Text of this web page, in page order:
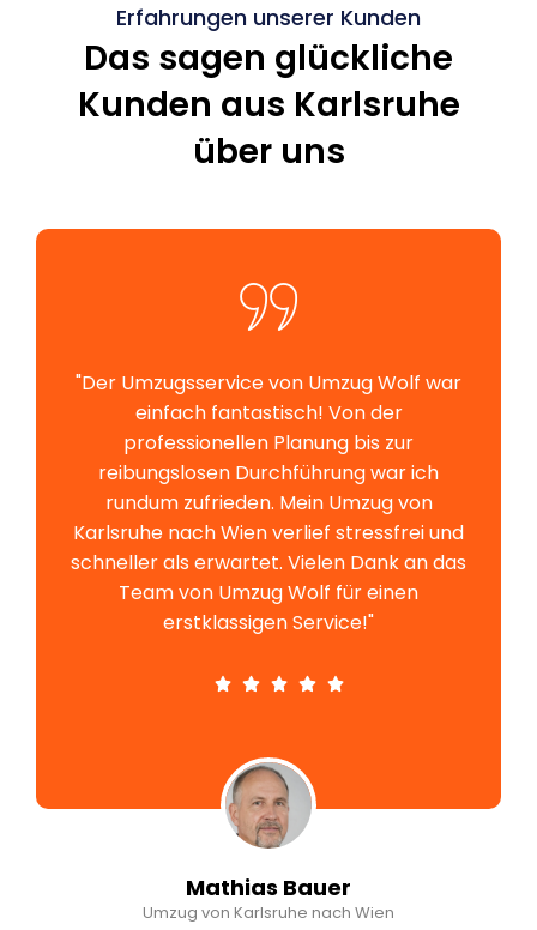
Erfahrungen unserer Kunden
Das sagen glückliche
Kunden aus Karlsruhe
über uns
Mathias Bauer
Umzug von Karlsruhe nach Wien
"Der Umzugsservice von Umzug Wolf war
einfach fantastisch! Von der
professionellen Planung bis zur
reibungslosen Durchführung war ich
rundum zufrieden. Mein Umzug von
Karlsruhe nach Wien verlief stressfrei und
schneller als erwartet. Vielen Dank an das
Team von Umzug Wolf für einen
erstklassigen Service!"